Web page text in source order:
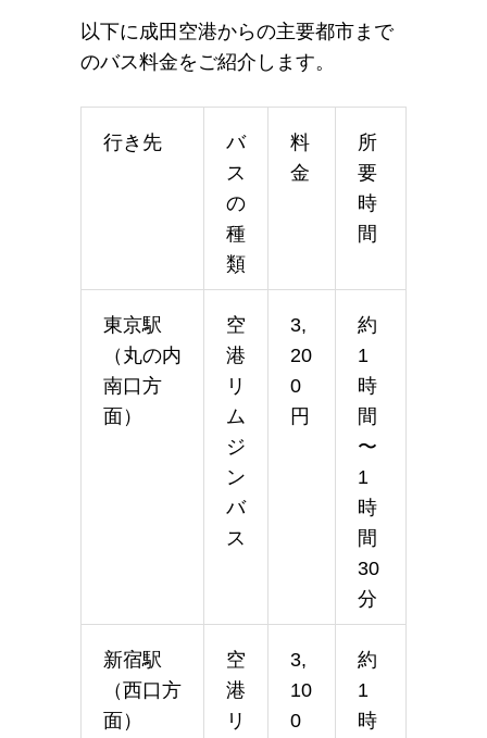
以下に成田空港からの主要都市まで
のバス料金をご紹介します。
行き先
バ
ス
の
種
類
料
金
所
要
時
間
東京駅
（丸の内
南口方
面）
空
港
リ
ム
ジ
ン
バ
ス
3,
20
0
円
約
1
時
間
〜
1
時
間
30
分
新宿駅
（西口方
面）
空
港
リ
3,
10
0
約
1
時